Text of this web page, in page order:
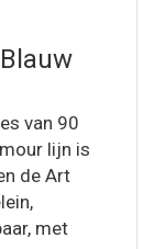
van 90
lijn is
de Art
met